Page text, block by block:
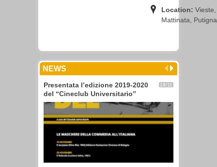
Location:
Mattinata,
NEWS
18/11
Presentata l’edizione 2019-2020
del “Cineclub Universitario”